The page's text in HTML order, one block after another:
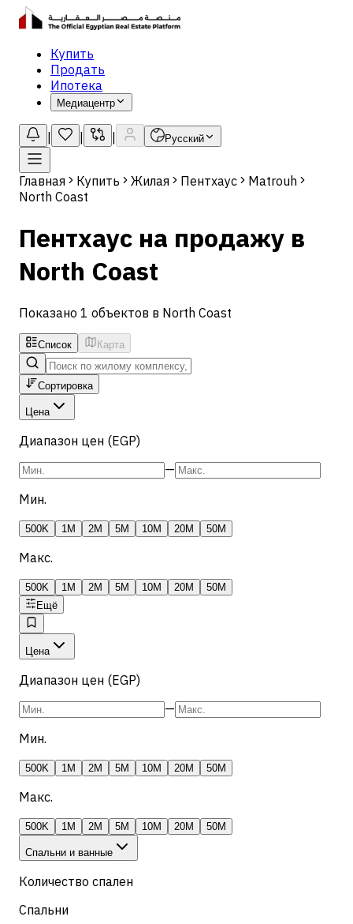
Купить
Продать
Ипотека
Медиацентр
Русский
Главная Купить Жилая Пентхаус
Matrouh
North Coast
Пентхаус на продажу в
North Coast
Показано 1 объектов в North Coast
Список Карта
Сортировка
Цена
Диапазон цен (EGP)
—
Мин.
500K 1M 2M 5M 10M 20M 50M
Макс.
500K 1M 2M 5M 10M 20M
50M
Ещё
Цена
Диапазон цен (EGP)
—
Мин.
500K 1M 2M 5M 10M 20M 50M
Макс.
500K 1M 2M 5M 10M 20M 50M
Спальни и ванные
Количество спален
Спальни